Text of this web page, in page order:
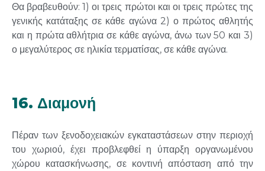
Θα βραβευθούν: 1) οι τρεις πρώτοι και οι τρεις πρώτες της
γενικής κατάταξης σε κάθε αγώνα 2) ο πρώτος αθλητής
και η πρώτα αθλήτρια σε κάθε αγώνα, άνω των 50 και 3)
ο μεγαλύτερος σε ηλικία τερματίσας, σε κάθε αγώνα.
16. Διαμονή
Πέραν των ξενοδοχειακών εγκαταστάσεων στην περιοχή
του χωριού, έχει προβλεφθεί η ύπαρξη οργανωμένου
χώρου κατασκήνωσης, σε κοντινή απόσταση από την